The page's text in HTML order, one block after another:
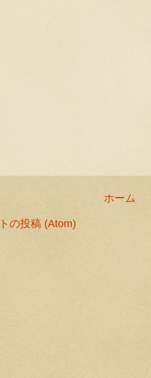
ホーム
の投稿 (Atom)